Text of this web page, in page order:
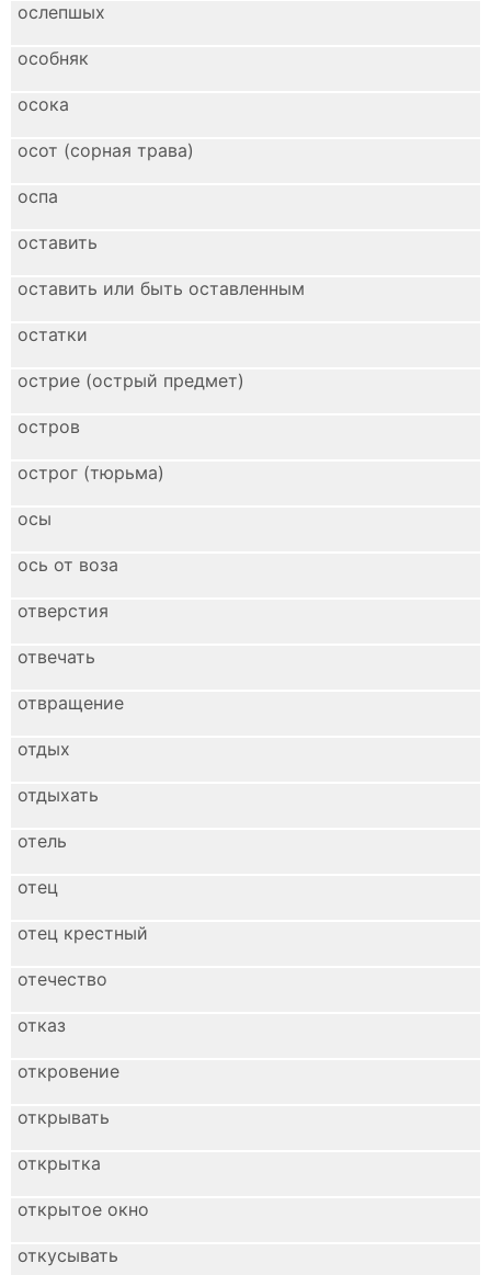
ослепшых
особняк
осока
осот (сорная трава)
оспа
оставить
оставить или быть оставленным
остатки
острие (острый предмет)
остров
острог (тюрьма)
осы
ось от воза
отверстия
отвечать
отвращение
отдых
отдыхать
отель
отец
отец крестный
отечество
отказ
откровение
открывать
открытка
открытое окно
откусывать